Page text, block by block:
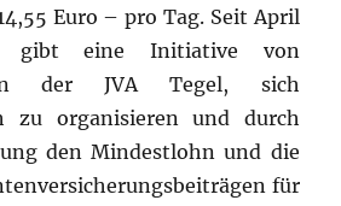
Euro – pro Tag. Seit April
gibt eine Initiative von
in der JVA Tegel, sich
zu organisieren und durch
den Mindestlohn und die
für